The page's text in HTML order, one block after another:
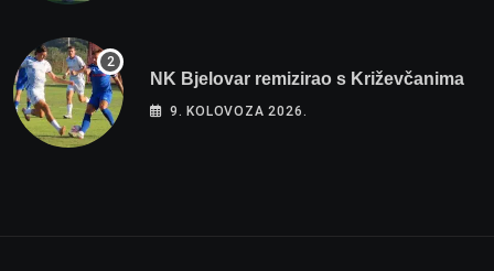
NK Bjelovar remizirao s Križevčanima
9. KOLOVOZA 2026.